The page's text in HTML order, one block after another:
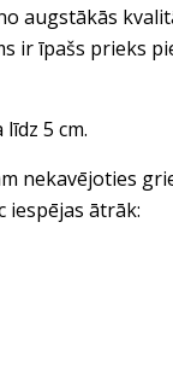
augstākās
ir īpašs prieks
5 cm.
nekavējoties
iespējas ātrāk: